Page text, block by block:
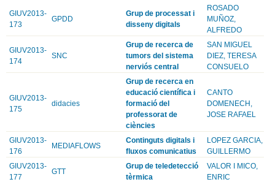
GIUV2013-
173
GPDD
Grup de processat i
disseny digitals
ROSADO
MUÑOZ,
ALFREDO
GIUV2013-
174
SNC
Grup de recerca de
tumors del sistema
nerviós central
SAN MIGUEL
DIEZ, TERESA
CONSUELO
GIUV2013-
175
didacies
Grup de recerca en
educació científica i
formació del
professorat de
ciències
CANTO
DOMENECH,
JOSE RAFAEL
GIUV2013-
176
MEDIAFLOWS
Continguts digitals i
fluxos comunicatius
LOPEZ GARCIA,
GUILLERMO
GIUV2013-
177
GTT
Grup de teledetecció
tèrmica
VALOR I MICO,
ENRIC